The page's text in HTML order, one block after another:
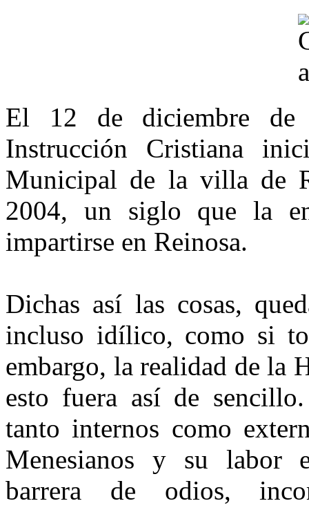
El 12 de diciembre de
Instrucción Cristiana
Municipal de la villa de
2004, un siglo que la
impartirse en Reinosa.
Dichas así las cosas,
incluso idílico, como si
embargo, la realidad de la
esto fuera así de
tanto internos como
Menesianos y su labor
barrera de odios,